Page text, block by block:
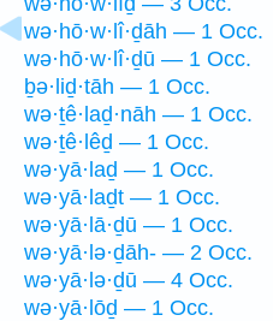
wə·hō·w·lî·ḏāh — 1 Occ.
wə·hō·w·lî·ḏū — 1 Occ.
ḇə·liḏ·tāh — 1 Occ.
wə·ṯê·laḏ·nāh — 1 Occ.
wə·ṯê·lêḏ — 1 Occ.
wə·yā·laḏ — 1 Occ.
wə·yā·laḏt — 1 Occ.
wə·yā·lā·ḏū — 1 Occ.
wə·yā·lə·ḏāh- — 2 Occ.
wə·yā·lə·ḏū — 4 Occ.
wə·yā·lōḏ — 1 Occ.